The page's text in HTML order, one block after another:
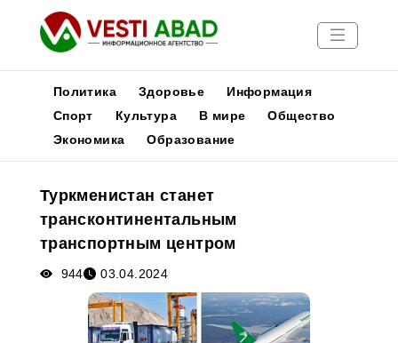
Новости
Медиа
Афиша
Политика Здоровье
Информация
Спорт
Культура В мире
Общество
Экономика
Образование
Туркменистан станет
трансконтинентальным
транспортным центром
944 03.04.2024